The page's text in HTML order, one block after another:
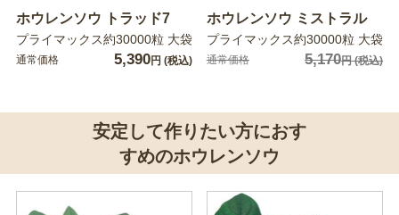
ホウレンソウ トラッド7
プライマックス約30000粒 大袋
通常価格 5,390円 (税込)
ホウレンソウ ミストラル
プライマックス約30000粒 大袋
通常価格 5,170円(税込)
安定して作りたい方におす
すめのホウレンソウ